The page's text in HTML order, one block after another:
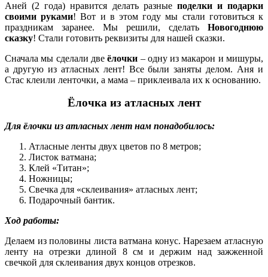
Аней (2 года) нравится делать разныеподелки и подарки
своими руками! Вот и в этом году мы стали готовиться к
праздникам заранее. Мы решили, сделать Новогоднюю
сказку! Стали готовить реквизиты для нашей сказки.
Сначала мы сделали двеёлочки – одну из макарон и мишуры,
а другую из атласных лент! Все были заняты делом. Аня и
Стас клеили ленточки, а мама – приклеивала их к основанию.
Ёлочка из атласных лент
Для ёлочки из атласных лент нам понадобилось:
Атласные ленты двух цветов по 8 метров;
Листок ватмана;
Клей «Титан»;
Ножницы;
Свечка для «склеивания» атласных лент;
Подарочный бантик.
Ход работы:
Делаем из половины листа ватмана конус. Нарезаем атласную
ленту на отрезки длиной 8 см и держим над зажженной
свечкой для склеивания двух концов отрезков.